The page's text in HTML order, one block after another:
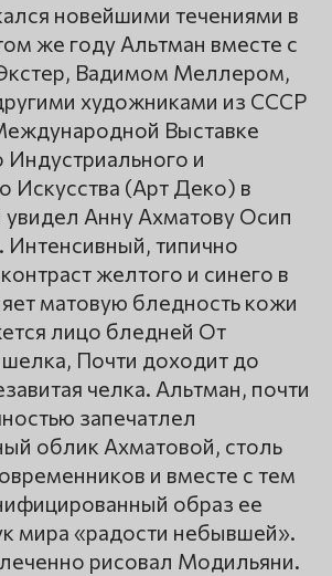
новейшими течениями в
же году Альтман вместе с
Вадимом Меллером,
художниками из СССР
Выставке
и
Искусства (Арт Деко) в
Анну Ахматову Осип
типично
желтого и синего в
матовую бледность кожи
лицо бледней От
Почти доходит до
челка. Альтман, почти
запечатлел
облик Ахматовой, столь
и вместе с тем
образ ее
мира «радости небывшей».
рисовал Модильяни.